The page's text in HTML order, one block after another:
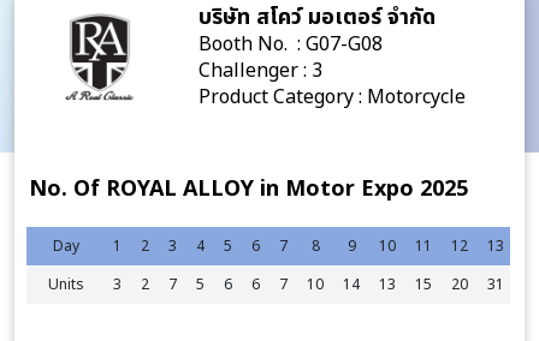
บริษัท สโคว์ มอเตอร์ จำกัด
Booth No. : G07-G08
Challenger : 3
Product Category : Motorcycle
No. Of ROYAL ALLOY in Motor Expo 2025
Day 1 2 3 4 5 6 7 8 9 10 11 12
13
Units
3 2 7 5 6 6 7 10 14 13 15 20 31